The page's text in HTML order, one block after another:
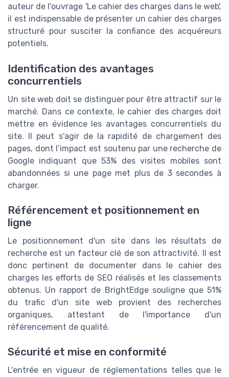
auteur de l'ouvrage 'Le cahier des charges dans le web',
il est indispensable de présenter un cahier des charges
structuré pour susciter la confiance des acquéreurs
potentiels.
Identification des avantages
concurrentiels
Un site web doit se distinguer pour être attractif sur le
marché. Dans ce contexte, le cahier des charges doit
mettre en évidence les avantages concurrentiels du
site. Il peut s'agir de la rapidité de chargement des
pages, dont l’impact est soutenu par une recherche de
Google indiquant que 53% des visites mobiles sont
abandonnées si une page met plus de 3 secondes à
charger.
Référencement et positionnement en
ligne
Le positionnement d'un site dans les résultats de
recherche est un facteur clé de son attractivité. Il est
donc pertinent de documenter dans le cahier des
charges les efforts de SEO réalisés et les classements
obtenus. Un rapport de BrightEdge souligne que 51%
du trafic d'un site web provient des recherches
organiques, attestant de l'importance d'un
référencement de qualité.
Sécurité et mise en conformité
L'entrée en vigueur de réglementations telles que le